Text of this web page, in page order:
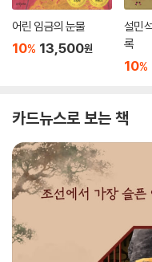
어린 임금의 눈물
10% 13,500원
설민
록
10%
카드뉴스로 보는 책